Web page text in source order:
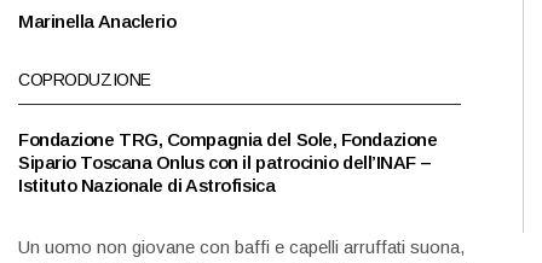
Marinella Anaclerio
COPRODUZIONE
Fondazione TRG, Compagnia del Sole, Fondazione
Sipario Toscana Onlus con il patrocinio dell’INAF –
Istituto Nazionale di Astrofisica
Un uomo non giovane con baffi e capelli arruffati suona,